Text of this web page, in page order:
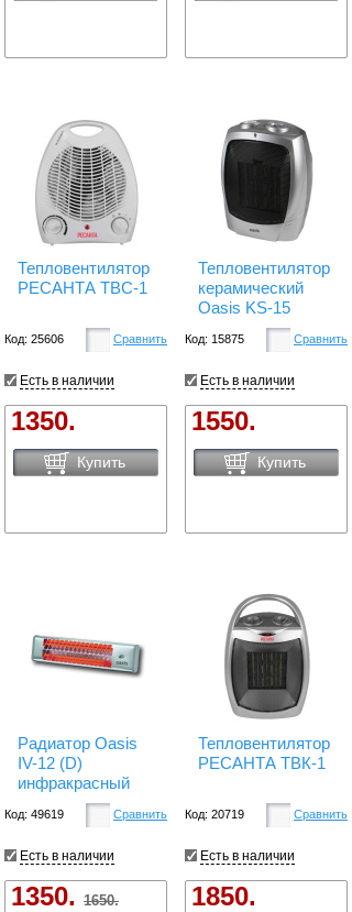
Тепловентилятор
РЕСАНТА ТВС-1
Код: 25606 Сравнить
Есть в наличии
1350.
Купить
Тепловентилятор
керамический
Oasis KS-15
Код: 15875 Сравнить
Есть в наличии
1550.
Купить
Радиатор Oasis
IV-12 (D)
инфракрасный
Код: 49619 Сравнить
Есть в наличии
1350. 1650.
Тепловентилятор
РЕСАНТА ТВК-1
Код: 20719 Сравнить
Есть в наличии
1850.